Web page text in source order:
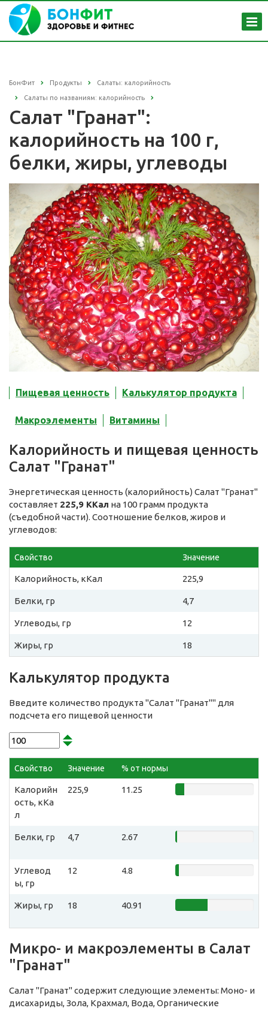
БонФит Продукты Салаты: калорийность
Салаты по названиям: калорийность
Салат "Гранат":
калорийность на 100 г,
белки, жиры, углеводы
Пищевая ценность Калькулятор продукта
Макроэлементы Витамины
Калорийность и пищевая ценность
Салат "Гранат"
Энергетическая ценность (калорийность) Салат "Гранат"
составляет 225,9 ККал на 100 грамм продукта
(съедобной части). Соотношение белков, жиров и
углеводов:
Свойство Значение
Калорийность, кКал 225,9
Белки, гр 4,7
Углеводы, гр 12
Жиры, гр 18
Калькулятор продукта
Введите количество продукта "Салат "Гранат"" для
подсчета его пищевой ценности
Свойство Значение % от нормы
Калорийн
ость, кКа
л
225,9 11.25
Белки, гр 4,7 2.67
Углевод
ы, гр
12 4.8
Жиры, гр 18 40.91
Микро- и макроэлементы в Салат
"Гранат"
Салат "Гранат" содержит следующие элементы: Моно- и
дисахариды, Зола, Крахмал, Вода, Органические